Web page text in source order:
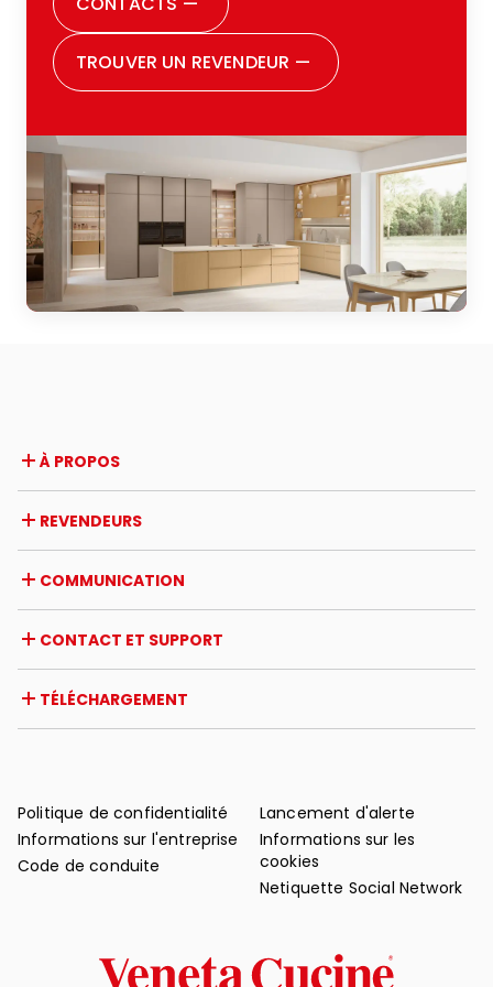
décision avec sérénité. Aujourd’hui je peux
dire être pleinement satisfaite de tous les
choix que j’ai faits. Je souhaite remercier
parce qu’ils sont incontestablement une
grande famille, et cela se perçoit dès la
première rencontre. Ils vous font sentir
acceptée, écoutée, et suivie avec soin
durant toutes les phases du parcours. Je
conseille vivement à quiconque est en
train de penser à rénover sa cuisine ou à
TROUVER UN REVENDEUR —
À PROPOS
Prix et reconnaissances
Opportunités de carrière
Certifications
REVENDEURS
Étranger
Initiatives des revendeurs
COMMUNICATION
Actualités
Revue de presse
CONTACT ET SUPPORT
Garantie
Support après-vente
TÉLÉCHARGEMENT
Politique de confidentialité
Informations sur l'entreprise
Code de conduite
Lancement d'alerte
Informations sur les
cookies
Netiquette Social Network